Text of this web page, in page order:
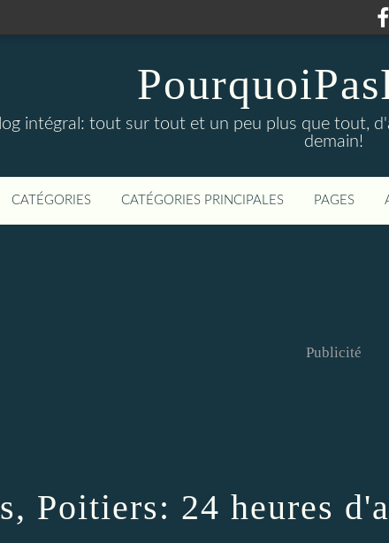
intégral: tout sur tout et un peu plus que tout,
demain!
CATÉGORIES CATÉGORIES PRINCIPALES PAGES
Publicité
Poitiers: 24 heures